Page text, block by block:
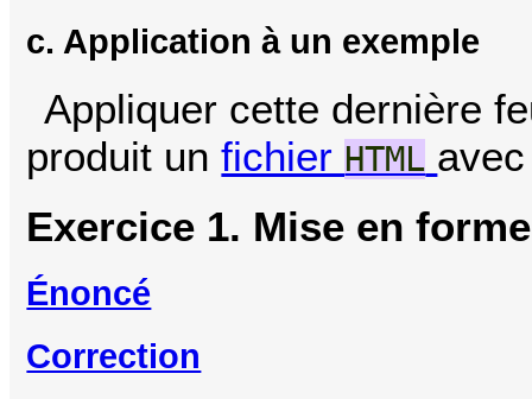
c. Application à un exemple
Appliquer cette dernière
produit unfichier HTML
Exercice 1. Mise en
Énoncé
Correction